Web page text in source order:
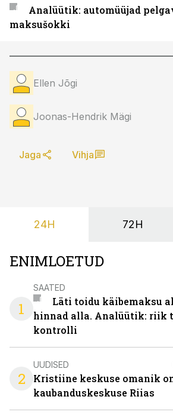
Analüütik: automüüjad
maksušokki
Ellen Jõgi
Joonas-Hendrik Mägi
Jaga Vihja
24H 72H
ENIMLOETUD
1
SAATED
Läti toidu käibemaksu
hinnad alla. Analüütik: riik
kontrolli
2
UUDISED
Kristiine keskuse omanik
kaubanduskeskuse Riias